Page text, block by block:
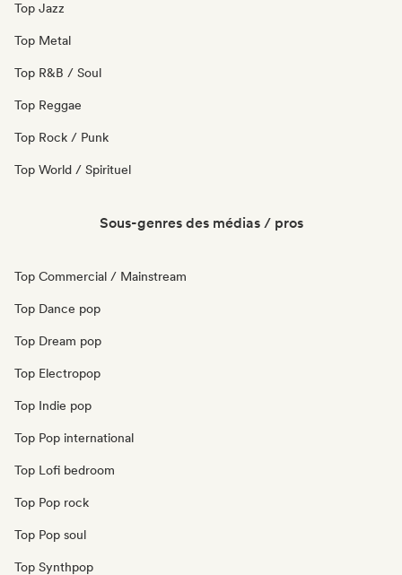
Top Jazz
Top Metal
Top R&B / Soul
Top Reggae
Top Rock / Punk
Top World / Spirituel
Sous-genres des médias / pros
Top Commercial / Mainstream
Top Dance pop
Top Dream pop
Top Electropop
Top Indie pop
Top Pop international
Top Lofi bedroom
Top Pop rock
Top Pop soul
Top Synthpop